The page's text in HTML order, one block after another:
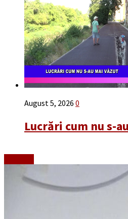
August 5, 2026 0
Lucrări cum nu s-